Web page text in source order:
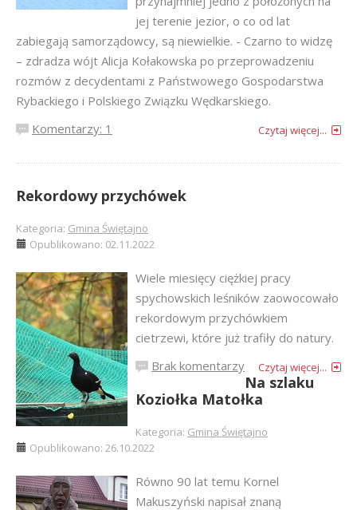
jej terenie jezior, o co od lat
zabiegają samorządowcy, są niewielkie. - Czarno to widzę
– zdradza wójt Alicja Kołakowska po przeprowadzeniu
rozmów z decydentami z Państwowego Gospodarstwa
Rybackiego i Polskiego Związku Wędkarskiego.
Komentarzy: 1
Czytaj więcej...
Rekordowy przychówek
Kategoria: Gmina Świętajno
Opublikowano: 02.11.2022
Wiele miesięcy ciężkiej pracy
spychowskich leśników zaowocowało
rekordowym przychówkiem
cietrzewi, które już trafiły do natury.
Brak komentarzy
Czytaj więcej...
Na szlaku
Koziołka Matołka
Kategoria: Gmina Świętajno
Opublikowano: 26.10.2022
Równo 90 lat temu Kornel
Makuszyński napisał znaną